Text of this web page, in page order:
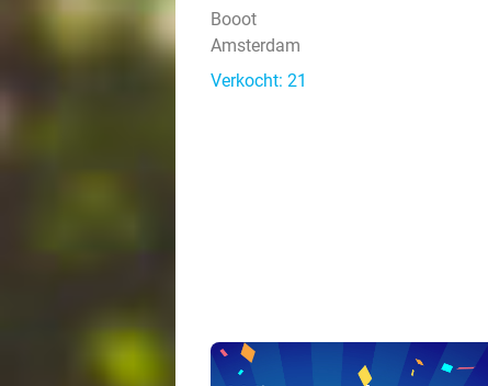
Booot
Amsterdam
Verkocht: 21